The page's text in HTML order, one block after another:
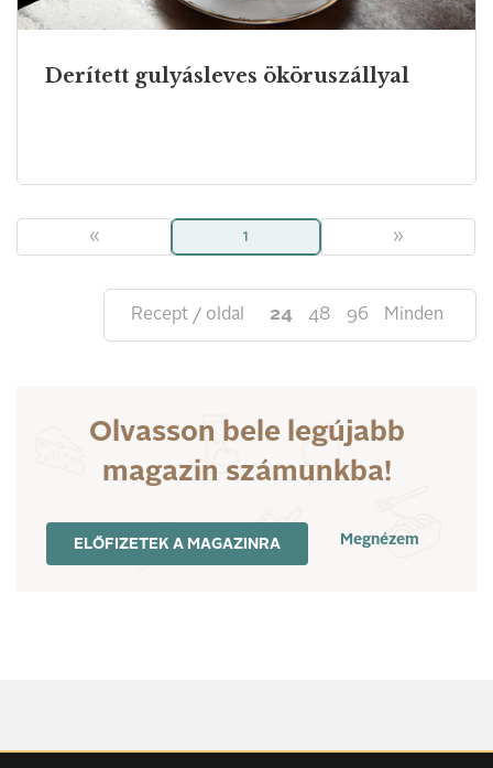
Derített gulyásleves ököruszállyal
« 1 »
Recept / oldal 24 48 96 Minden
Olvasson bele legújabb
magazin számunkba!
ELŐFIZETEK A MAGAZINRA Megnézem